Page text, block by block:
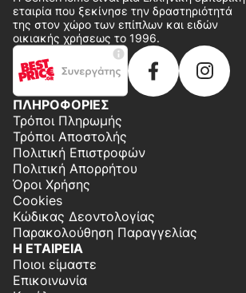
εταιρία που ξεκίνησε την δραστηριότητά
της στον χώρο των επίπλων και ειδών
οικιακής χρήσεως το 1996.
ΠΛΗΡΟΦΟΡΙΕΣ
Τρόποι Πληρωμής
Τρόποι Αποστολής
Πολιτική Επιστροφών
Πολιτική Απορρήτου
Όροι Χρήσης
Cookies
Κώδικας Δεοντολογίας
Παρακολούθηση Παραγγελίας
Η ΕΤΑΙΡΕΙΑ
Ποιοι είμαστε
Επικοινωνία